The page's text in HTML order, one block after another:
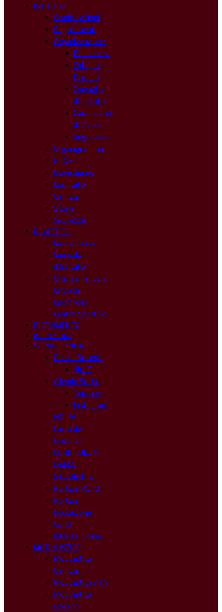
ISTITUTO
Orario Lezioni
Regolamenti
Organizzazione
Presidenza
Collegio
Docenti
Consiglio
d’Istituto
Coordinatori
di Classe
Segreteria
Organigramma
PTOF
Dove Siamo
Comitato
Genitori
Storia
Sicurezza
DIDATTICA
Libri di Testo
Curricolo
d’Istituto
Orientamento in
Entrata
Eportfolio
Centro Sportivo
RICEVIMENTO
ISCRIZIONI
SERVIZI ONLINE
Posta Docenti
@ .IT
Allende Social
Youtube
Instagram
NOIPA
Carta del
Docente
CURRICULUM
DELLO
STUDENTE
Portale PCTO
Portale
Educazione
Civica
Istanze Online
MODULISTICA
Modulistica
Genitori
Modulistica ATA
Modulistica
Docenti